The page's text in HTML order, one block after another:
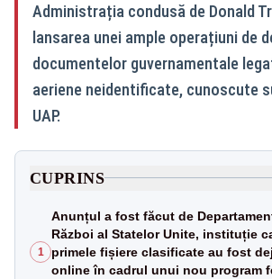
Administrația condusă de Donald
lansarea unei ample operațiuni de
documentelor guvernamentale
aeriene neidentificate, cunoscute
UAP.
CUPRINS
1
Anunțul a fost făcut de
Război al Statelor Unite, instituție
primele fișiere clasificate au fost
online în cadrul unui nou program